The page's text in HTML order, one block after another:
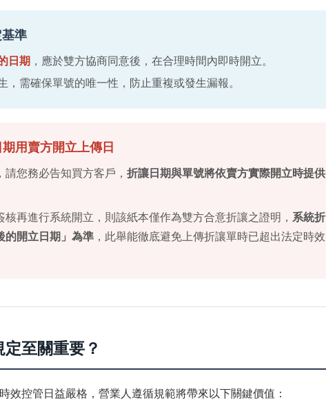
準
日期 ，應於雙方協商同意後，在合理時間內即時開立。
，需確保單號的唯一性，防止重複或發生漏報。
用賣方開立上傳日
請您務必告知買方客戶，折讓日期與單號將依賣方實際開立時提供
再進行系統開立，則該紙本僅作為雙方合意折讓之證明，系統折
的開立日期」為準 ，此舉能徹底避免上傳折讓單時已超出法定時效
至關重要？
效控管日益嚴格，營業人遵循規範將帶來以下關鍵價值：